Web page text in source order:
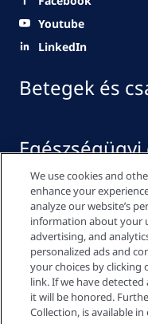
Betegek és
Média
Youtube
LinkedIn
Adatvédelmi
Cookie-beállítások
We use cookies and
enhance your
analyze our website’s
information about your
advertising, and
personalized ads and
your choices by clicking
link. If we have
it will be honored.
Collection, is available in